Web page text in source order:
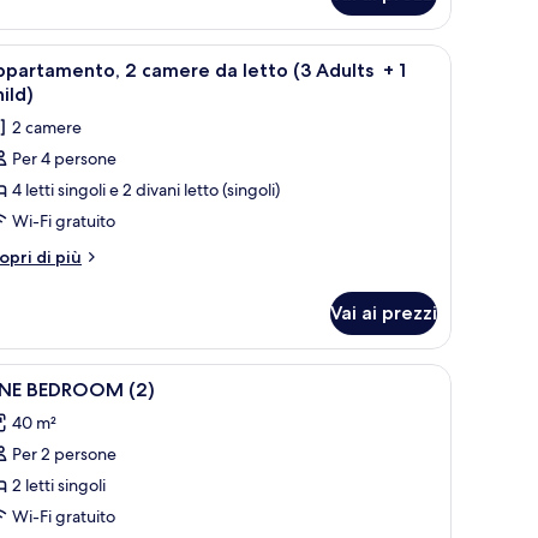
piatto, un tavolino rotondo e due poltrone giallo brillante.
Un soggiorno moderno con una TV a
5
2 camere da letto (3 Adults + 1
2 camere
Per 4 persone
4 letti singoli e 2 divani letto (singoli)
Wi-Fi gratuito
di più
Vai ai prezzi
Una cassaforte in camera, una scrivania,
6 BEDROOM (2)
40 m²
Per 2 persone
2 letti singoli
Wi-Fi gratuito